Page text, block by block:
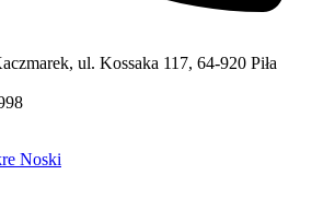
ul. Kossaka 117, 64-920 Piła
Noski